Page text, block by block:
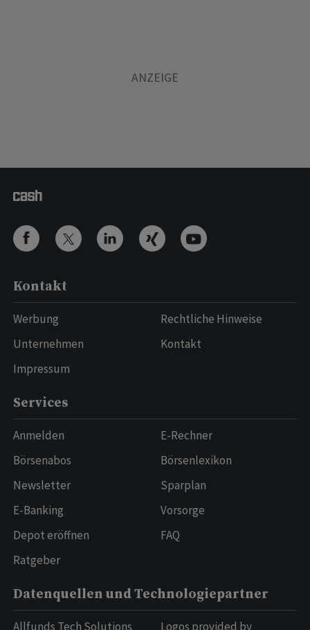
Kontakt
Werbung
Unternehmen
Impressum
Rechtliche Hinweise
Kontakt
Services
Anmelden
Börsenabos
Newsletter
E-Banking
Depot eröffnen
Ratgeber
E-Rechner
Börsenlexikon
Sparplan
Vorsorge
FAQ
Datenquellen und Technologiepartner
Allfunds Tech Solutions Logos provided by